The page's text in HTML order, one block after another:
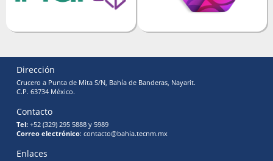
Dirección
Crucero a Punta de Mita S/N, Bahía de Banderas, Nayarit.
C.P. 63734 México.
Contacto
Tel: +52 (329) 295 5888 y 5989
Correo electrónico: contacto@bahia.tecnm.mx
Enlaces